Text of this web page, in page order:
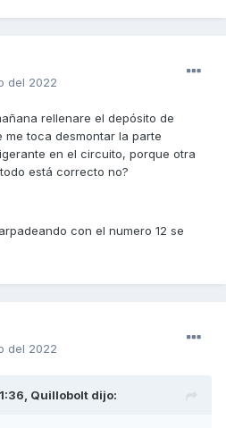
del 2022
rellenare el depósito de
toca desmontar la parte
en el circuito, porque otra
está correcto no?
con el numero 12 se
del 2022
Quillobolt dijo: